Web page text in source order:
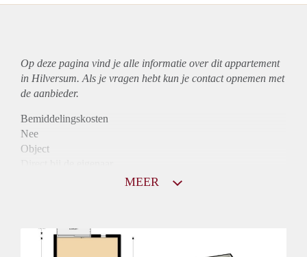
Op deze pagina vind je alle informatie over ditappartement
in Hilversum. Als je vragen hebt kun je contact opnemen met
de aanbieder.
Bemiddelingskosten
Nee
Object
Huurtoeslag
MEER